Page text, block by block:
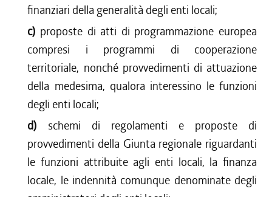
finanziari della generalità degli enti locali;
c) proposte di atti di programmazione europea
compresi i programmi di cooperazione
territoriale, nonché provvedimenti di attuazione
della medesima, qualora interessino le funzioni
degli enti locali;
d) schemi di regolamenti e proposte di
provvedimenti della Giunta regionale riguardanti
le funzioni attribuite agli enti locali, la finanza
locale, le indennità comunque denominate degli